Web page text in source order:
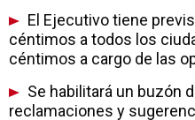
El Ejecutivo tiene
céntimos a todos los
céntimos a cargo de las
Se habilitará un buzón
reclamaciones y